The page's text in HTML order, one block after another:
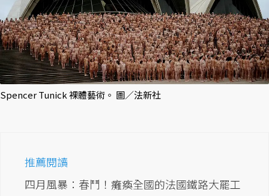
Spencer Tunick 裸體藝術。 圖／法新社
推薦閱讀
四月風暴：春鬥！癱瘓全國的法國鐵路大罷工